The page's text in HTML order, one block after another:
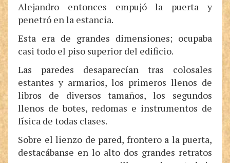
Alejandro entonces empujó la puerta y
penetró en la estancia.
Esta era de grandes dimensiones; ocupaba
casi todo el piso superior del edificio.
Las paredes desaparecían tras colosales
estantes y armarios, los primeros llenos de
libros de diversos tamaños, los segundos
llenos de botes, redomas e instrumentos de
física de todas clases.
Sobre el lienzo de pared, frontero a la puerta,
destacábanse en lo alto dos grandes retratos